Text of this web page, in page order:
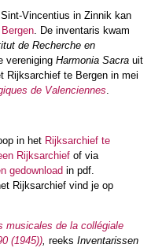
Vincentius in Zinnik kan
. De inventaris kwam
de Recherche en
vereniging Harmonia Sacrauit
Rijksarchief te Bergen in mei
de Valenciennes.
in het Rijksarchief te
Rijksarchiefof via
gedownload in pdf.
Rijksarchief vind je op
musicales de la collégiale
(1945)), reeks Inventarissen